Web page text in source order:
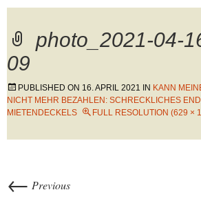
photo_2021-04-
09
PUBLISHED ON 16. APRIL 2021 IN KANN
NICHT MEHR BEZAHLEN: SCHRECKLICHES
MIETENDECKELS
FULL RESOLUTION (629 ×
← Previous